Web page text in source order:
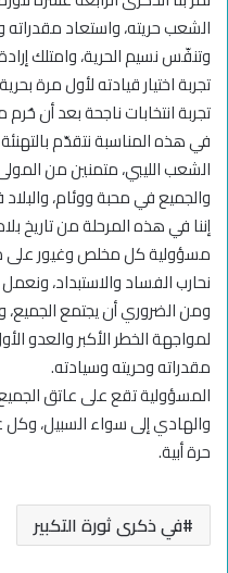
الشعب حريته، واستعاد مقدراته
وتنفّس نسيم الحرية، وامتلك
تجربة اختيار قيادته لأول مرة
تجربة انتخابات ناجحة بعد أن
في هذه المناسبة نتقدّم
الشعب الليبي، متمنين من
والجميع في محبة ووئام،
إننا في هذه المرحلة من تاريخ
مسؤولية كل مخلص وغيور على
نحارب الفساد والاستبداد،
ومن الضروري أن يجتمع الجميع،
لمواجهة الخطر الأكبر والعدو
مقدراته وحريته وسيادته.
المسؤولية تقع على عاتق
والهادي إلى سواء السبيل، وكل
حرة أبية.
في ذكرى ثورة التكبير